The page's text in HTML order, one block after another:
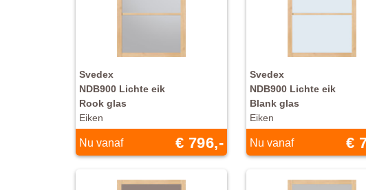
Svedex
NDB900 Lichte eik
Rook glas
Eiken
Nu vanaf € 796,-
Svedex
NDB900 Lichte eik
Blank glas
Eiken
Nu vanaf €